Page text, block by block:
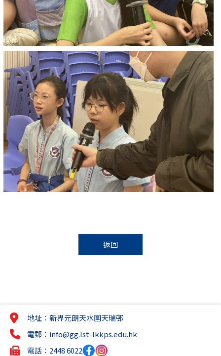
返回
地址：新界元朗天水圍天瑞邨
電郵： info@gg.lst-lkkps.edu.hk
電話：2448 6022